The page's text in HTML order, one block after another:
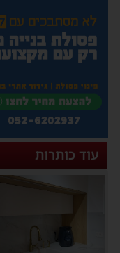
עוד כותרות